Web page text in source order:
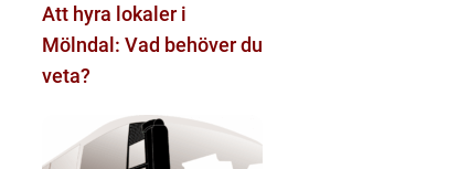
Att hyra lokaler i
Mölndal: Vad behöver du
veta?